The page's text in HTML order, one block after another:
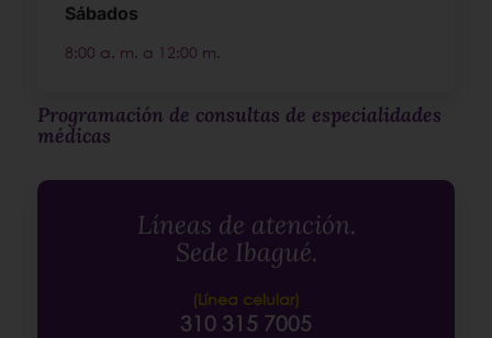
Sábados
8:00 a. m. a 12:00 m.
Programación de consultas de especialidades
médicas
Líneas de atención.
Sede Ibagué.
(Línea celular)
310 315 7005